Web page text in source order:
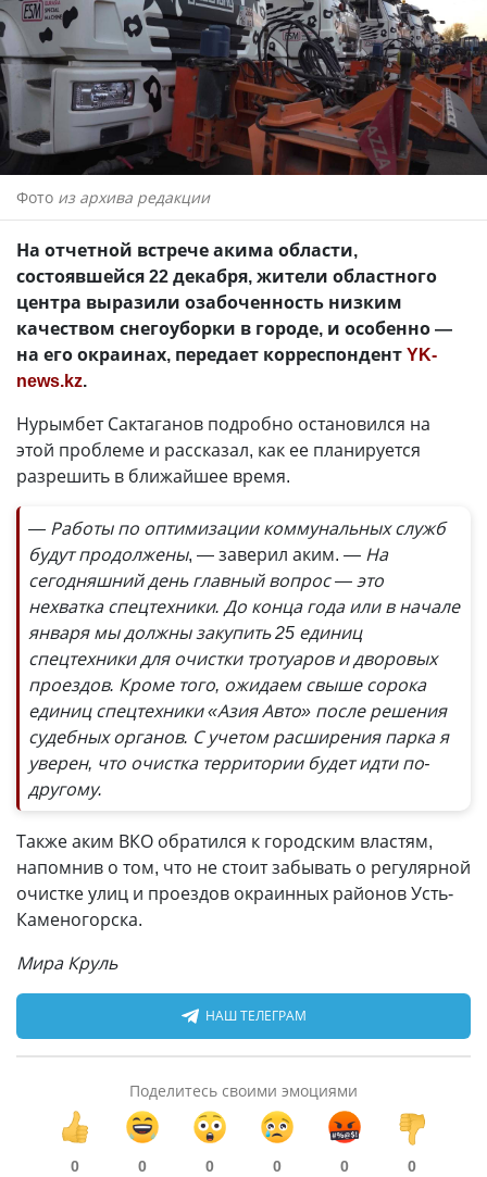
Фото из архива редакции
На отчетной встрече акима области,
состоявшейся 22 декабря, жители областного
центра выразили озабоченность низким
качеством снегоуборки в городе, и особенно —
на его окраинах, передает корреспондентYK-
news.kz.
Нурымбет Сактаганов подробно остановился на
этой проблеме и рассказал, как ее планируется
разрешить в ближайшее время.
— Работы по оптимизации коммунальных служб
будут продолжены, — заверил аким. — На
сегодняшний день главный вопрос — это
нехватка спецтехники. До конца года или в начале
января мы должны закупить 25 единиц
спецтехники для очистки тротуаров и дворовых
проездов. Кроме того, ожидаем свыше сорока
единиц спецтехники «Азия Авто» после решения
судебных органов. С учетом расширения парка я
уверен, что очистка территории будет идти по-
другому.
Также аким ВКО обратился к городским властям,
напомнив о том, что не стоит забывать о регулярной
очистке улиц и проездов окраинных районов Усть-
Каменогорска.
Мира Круль
НАШ ТЕЛЕГРАМ
Поделитесь своими эмоциями
0 0 0 0 0 0